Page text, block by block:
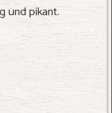
und pikant.